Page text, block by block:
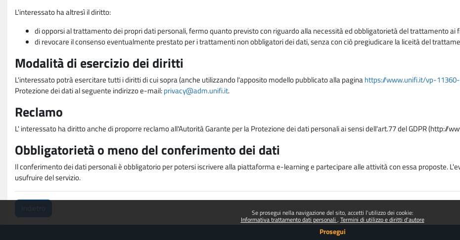
Se prosegui nella navigazione del sito, accetti l'utilizzo dei cookie:
Informativa trattamento dati personali Termini di utilizzo e diritti d'autore
Prosegui
L'interessato ha altresì il diritto:
di opporsi al trattamento dei propri dati personali, fermo quanto previsto con riguardo alla necessità ed obbligatorietà del trattamento ai
di revocare il consenso eventualmente prestato per i trattamenti non obbligatori dei dati, senza con ciò pregiudicare la liceità del
Modalità di esercizio dei diritti
L'interessato potrà esercitare tutti i diritti di cui sopra (anche utilizzando l'apposito modello pubblicato alla paginahttps://www.unifi.it/vp-
Protezione dei dati al seguente indirizzo e-mail:privacy@adm.unifi.it.
Reclamo
L' interessato ha diritto anche di proporre reclamo all'Autorità Garante per la Protezione dei dati personali ai sensi dell'art.77 del GDPR (http://
Obbligatorietà o meno del conferimento dei dati
Il conferimento dei dati personali è obbligatorio per potersi iscrivere alla piattaforma e-learning e partecipare alle attività con essa proposte.
usufruire del servizio.
Indietro